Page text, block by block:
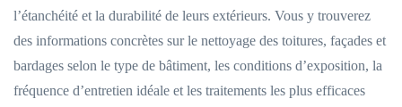
l’étanchéité et la durabilité de leurs extérieurs. Vous y trouverez
des informations concrètes sur le nettoyage des toitures, façades et
bardages selon le type de bâtiment, les conditions d’exposition, la
fréquence d’entretien idéale et les traitements les plus efficaces